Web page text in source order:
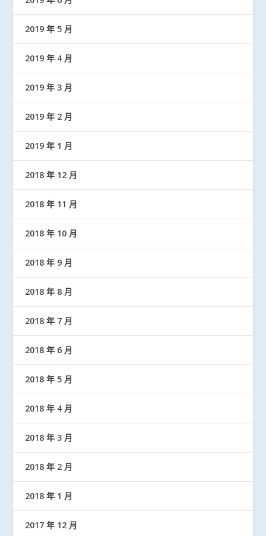
2019 年 5 月
2019 年 4 月
2019 年 3 月
2019 年 2 月
2019 年 1 月
2018 年 12 月
2018 年 11 月
2018 年 10 月
2018 年 9 月
2018 年 8 月
2018 年 7 月
2018 年 6 月
2018 年 5 月
2018 年 4 月
2018 年 3 月
2018 年 2 月
2018 年 1 月
2017 年 12 月